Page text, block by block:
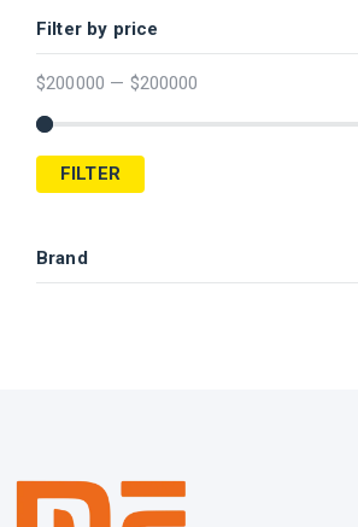
Filter by price
$200000 — $200000
FILTER
Brand